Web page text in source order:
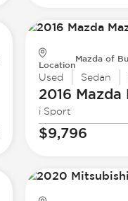
Location
Mazda of
Used Sedan
2016 Mazda
i Sport
$9,796